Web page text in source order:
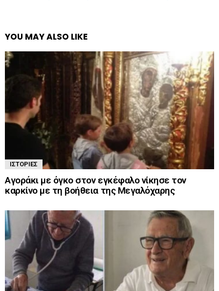
YOU MAY ALSO LIKE
ΙΣΤΟΡΊΕΣ
Αγοράκι με όγκο στον εγκέφαλο νίκησε τον
καρκίνο με τη βοήθεια της Μεγαλόχαρης